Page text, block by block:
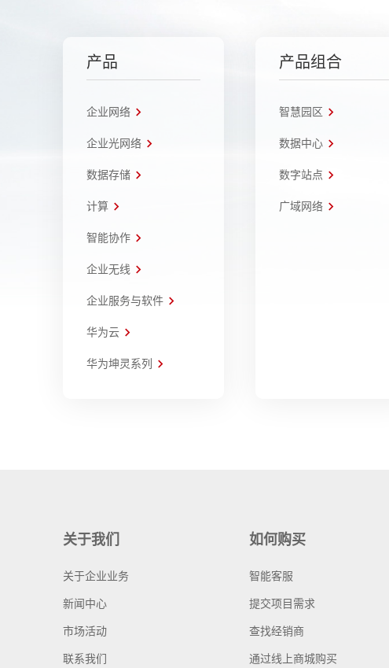
产品
企业网络
企业光网络
数据存储
计算
智能协作
企业无线
企业服务与软件
华为云
华为坤灵系列
产品组合
智慧园区
数据中心
数字站点
广域网络
关于我们
关于企业业务
新闻中心
市场活动
联系我们
如何购买
智能客服
提交项目需求
查找经销商
通过线上商城购买